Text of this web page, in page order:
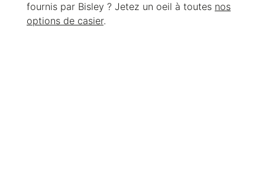
fournis par Bisley ? Jetez un oeil à toutes nos
options de casier.